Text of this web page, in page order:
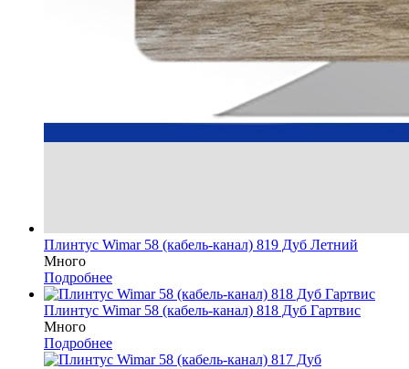
Плинтус Wimar 58 (кабель-канал) 819 Дуб Летний
Много
Подробнее
Плинтус Wimar 58 (кабель-канал) 818 Дуб Гартвис
Много
Подробнее